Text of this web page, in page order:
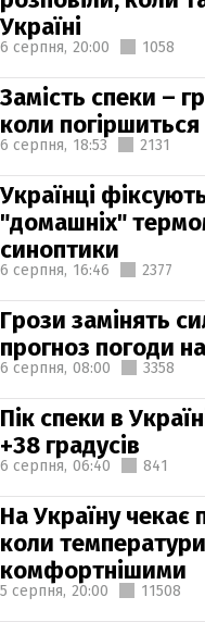
Україні
6 серпня, 20:00 1058
Замість спеки –
коли
6 серпня, 18:53 2131
Українці
"домашніх"
синоптики
6 серпня, 16:46 2377
Грози замінять
прогноз погоди
6 серпня, 08:00 3358
Пік спеки в
+38 градусів
6 серпня, 06:40 841
На Україну чекає
коли
комфортнішими
5 серпня, 20:00 11508